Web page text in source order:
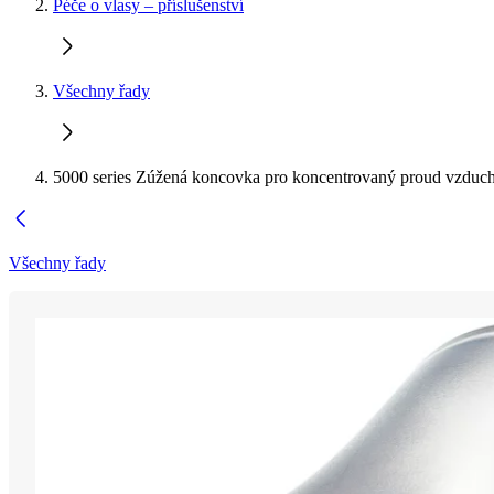
Péče o vlasy – příslušenství
Všechny řady
5000 series Zúžená koncovka pro koncentrovaný proud
Všechny řady